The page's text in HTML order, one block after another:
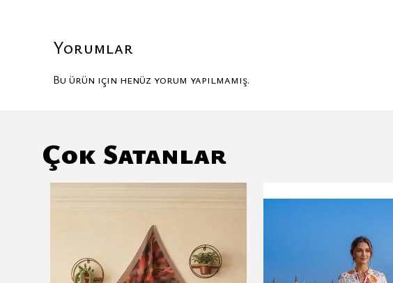
Yorumlar
Bu ürün için henüz yorum yapılmamış.
Çok Satanlar